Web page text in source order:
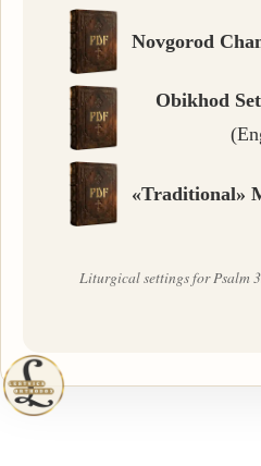
Novgorod
Obikhod
«Traditional»
Liturgical settings for Psalm